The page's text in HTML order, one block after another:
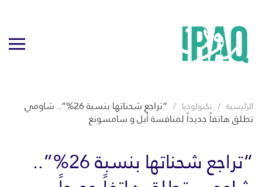
الرئيسية تكنولوجيا “تراجع شحناتها بنسبة 26%”.. شاومي
تطلق هاتفاً جديداً لمنافسة أبل و سامسونغ
“تراجع شحناتها بنسبة 26%”..